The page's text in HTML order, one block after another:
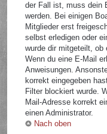
der Fall ist, muss dein
werden. Bei einigen
Mitglieder erst
selbst erledigen oder
wurde dir mitgeteilt, ob
Wenn du eine E-Mail
Anweisungen.
korrekt eingegeben
Filter blockiert wurde.
Mail-Adresse korrekt
einen Administrator.
Nach oben